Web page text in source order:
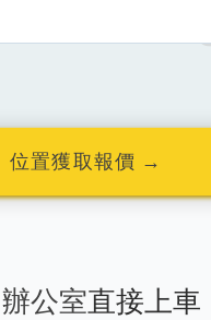
位置獲取報價 →
辦公室直接上車